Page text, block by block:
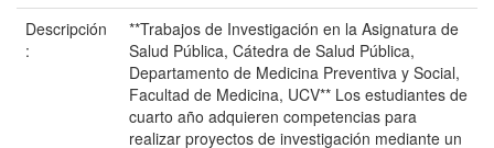
Descripción
:
**Trabajos de Investigación en la Asignatura de
Salud Pública, Cátedra de Salud Pública,
Departamento de Medicina Preventiva y Social,
Facultad de Medicina, UCV** Los estudiantes de
cuarto año adquieren competencias para
realizar proyectos de investigación mediante un